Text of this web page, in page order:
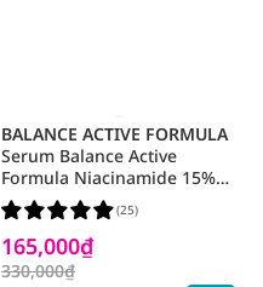
BALANCE ACTIVE FORMULA
Serum Balance Active
Formula Niacinamide 15%
Blemish Recovery Ngừa
Mụn Mờ Thâm 30ml
165,000₫
330,000₫
(25)